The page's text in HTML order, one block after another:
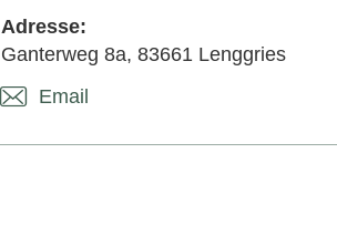
Adresse:
Ganterweg 8a, 83661 Lenggries
Email